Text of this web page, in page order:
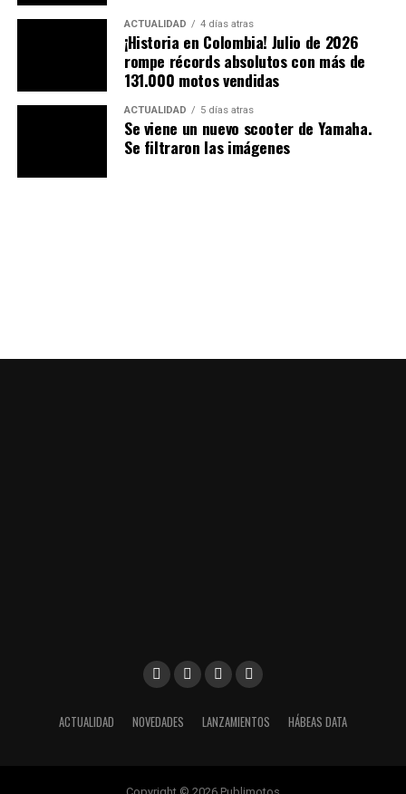
ACTUALIDAD 4 días atras
¡Historia en Colombia! Julio de 2026
rompe récords absolutos con más de
131.000 motos vendidas
ACTUALIDAD 5 días atras
Se viene un nuevo scooter de Yamaha.
Se filtraron las imágenes
ACTUALIDAD NOVEDADES LANZAMIENTOS HÁBEAS DATA